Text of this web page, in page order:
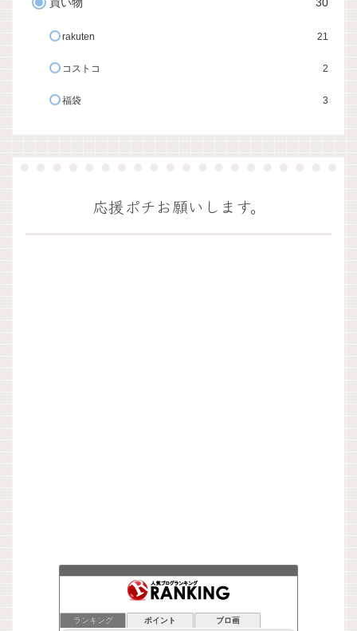
買い物 30
rakuten 21
コストコ 2
福袋 3
応援ポチお願いします。
ランキング ポイント ブロ画